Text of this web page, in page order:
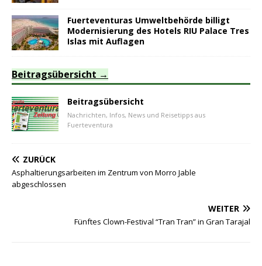
Fuerteventuras Umweltbehörde billigt
Modernisierung des Hotels RIU Palace Tres
Islas mit Auflagen
Beitragsübersicht
Beitragsübersicht
Nachrichten, Infos, News und Reisetipps aus
Fuerteventura
ZURÜCK
Asphaltierungsarbeiten im Zentrum von Morro Jable
abgeschlossen
WEITER
Fünftes Clown-Festival “Tran Tran” in Gran Tarajal